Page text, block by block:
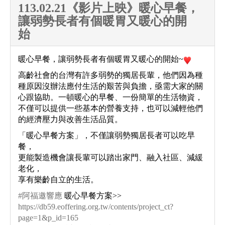
113.02.21《影片上映》暖心早餐，
讓弱勢長者有個暖胃又暖心的開
始
暖心早餐，讓弱勢長者有個暖胃又暖心的開始~
高齡社會的台灣有許多弱勢的獨居長輩，他們因為種
種原因沒辦法應付生活的艱苦與負擔，亟需大家的關
心跟協助。一頓暖心的早餐、一份簡單的生活物資，
不僅可以提供一些基本的營養支持，也可以減輕他們
的經濟壓力與改善生活品質。
「暖心早餐方案」，不僅讓弱勢獨居長者可以吃早
餐，
更能製造機會讓長輩可以踏出家門、融入社區、減緩
老化，
享有樂齡自立的生活。
#阿福邀響應 暖心早餐方案>>
https://db59.eoffering.org.tw/contents/project_ct?
page=1&p_id=165